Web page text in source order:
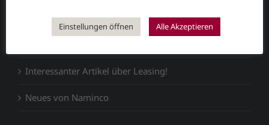
Leasing für Unternehmen spezial!
Interessanter Artikel über Leasing!
Neues von Naminco
Einstellungen öffnen Alle Akzeptieren